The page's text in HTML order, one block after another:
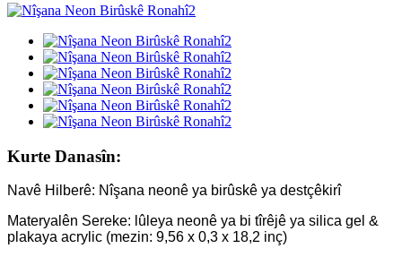
Kurte Danasîn:
Navê Hilberê: Nîşana neonê ya birûskê ya destçêkirî
Materyalên Sereke: lûleya neonê ya bi tîrêjê ya silica gel &
plakaya acrylic (mezin: 9,56 x 0,3 x 18,2 inç)